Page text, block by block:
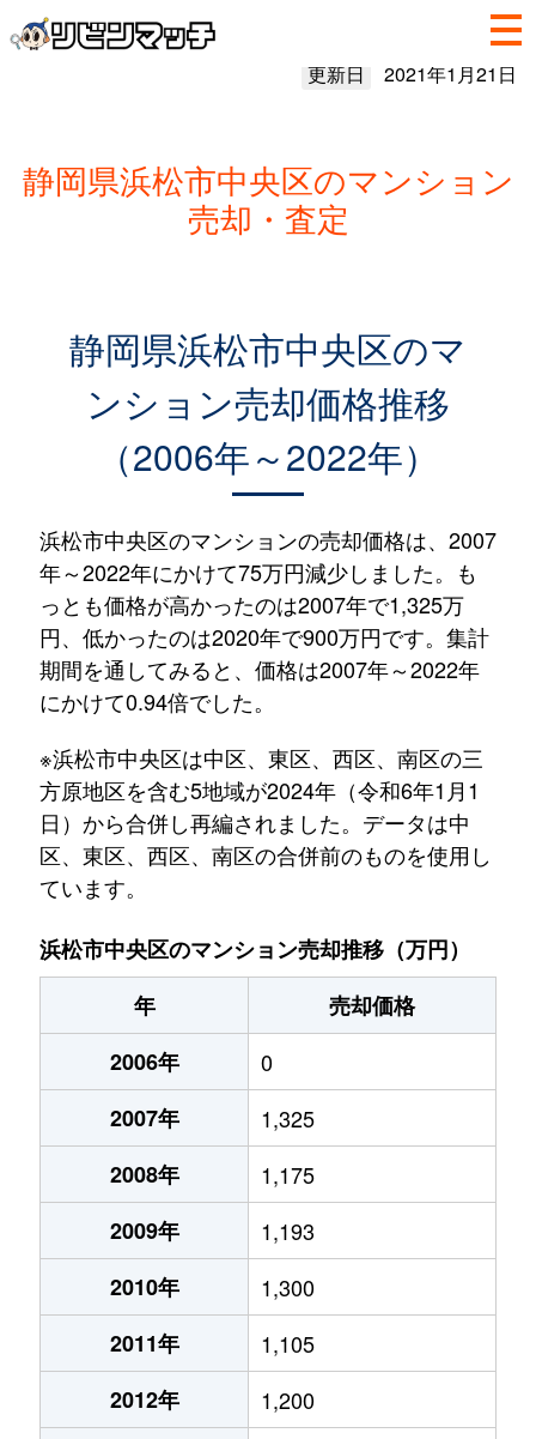
更新日 2021年1月21日
静岡県浜松市中央区のマンション
売却・査定
静岡県浜松市中央区のマ
ンション売却価格推移
（2006年～2022年）
浜松市中央区のマンションの売却価格は、2007
年～2022年にかけて75万円減少しました。も
っとも価格が高かったのは2007年で1,325万
円、低かったのは2020年で900万円です。集計
期間を通してみると、価格は2007年～2022年
にかけて0.94倍でした。
※浜松市中央区は中区、東区、西区、南区の三
方原地区を含む5地域が2024年（令和6年1月1
日）から合併し再編されました。データは中
区、東区、西区、南区の合併前のものを使用し
ています。
浜松市中央区のマンション売却推移（万円）
年
売却価格
2006年
0
2007年
1,325
2008年
1,175
2009年
1,193
2010年
1,300
2011年
1,105
2012年
1,200